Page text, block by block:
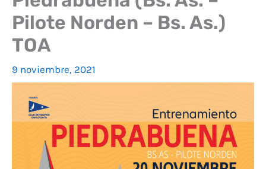
Pilote Norden – Bs. As.)
TOA
9 noviembre, 2021
m